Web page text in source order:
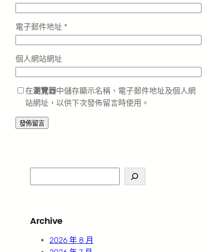
電子郵件地址 *
個人網站網址
在瀏覽器中儲存顯示名稱、電子郵件地址及個人網
站網址，以供下次發佈留言時使用。
e
c
Archive
2026 年 8 月